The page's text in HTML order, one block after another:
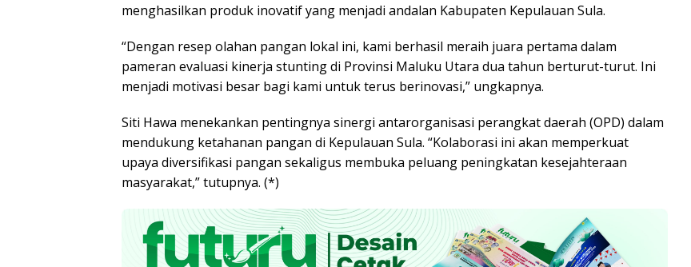
menghasilkan produk inovatif yang menjadi andalan Kabupaten Kepulauan Sula.
“Dengan resep olahan pangan lokal ini, kami berhasil meraih juara pertama dalam
pameran evaluasi kinerja stunting di Provinsi Maluku Utara dua tahun berturut-turut. Ini
menjadi motivasi besar bagi kami untuk terus berinovasi,” ungkapnya.
Siti Hawa menekankan pentingnya sinergi antarorganisasi perangkat daerah (OPD) dalam
mendukung ketahanan pangan di Kepulauan Sula. “Kolaborasi ini akan memperkuat
upaya diversifikasi pangan sekaligus membuka peluang peningkatan kesejahteraan
masyarakat,” tutupnya. (*)